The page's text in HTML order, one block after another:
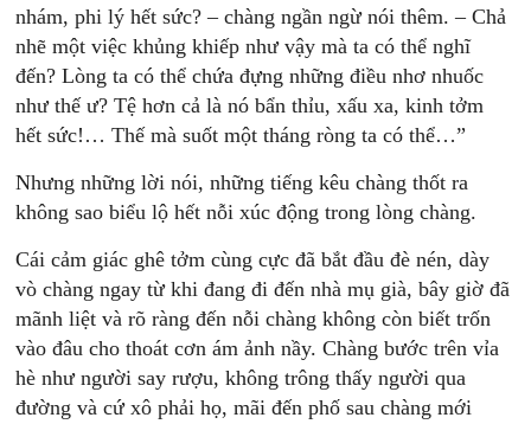
nhám, phi lý hết sức? – chàng ngần ngừ nói thêm. – Chả
nhẽ một việc khủng khiếp như vậy mà ta có thể nghĩ
đến? Lòng ta có thể chứa đựng những điều nhơ nhuốc
như thế ư? Tệ hơn cả là nó bẩn thỉu, xấu xa, kinh tởm
hết sức!… Thế mà suốt một tháng ròng ta có thể…”
Nhưng những lời nói, những tiếng kêu chàng thốt ra
không sao biểu lộ hết nỗi xúc động trong lòng chàng.
Cái cảm giác ghê tởm cùng cực đã bắt đầu đè nén, dày
vò chàng ngay từ khi đang đi đến nhà mụ già, bây giờ đã
mãnh liệt và rõ ràng đến nỗi chàng không còn biết trốn
vào đâu cho thoát cơn ám ảnh nầy. Chàng bước trên vỉa
hè như người say rượu, không trông thấy người qua
đường và cứ xô phải họ, mãi đến phố sau chàng mới